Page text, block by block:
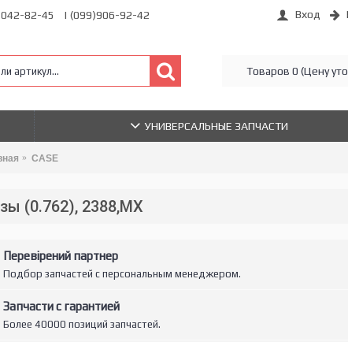
82-45 | (099)906-92-42 Вход
Товаров 0 (Цену
УНИВЕРСАЛЬНЫЕ ЗАПЧАСТИ
CASE
(0.762), 2388,MX
Перевірений партнер
Подбор запчастей с персональным менеджером.
Запчасти с гарантией
Более 40000 позиций запчастей.